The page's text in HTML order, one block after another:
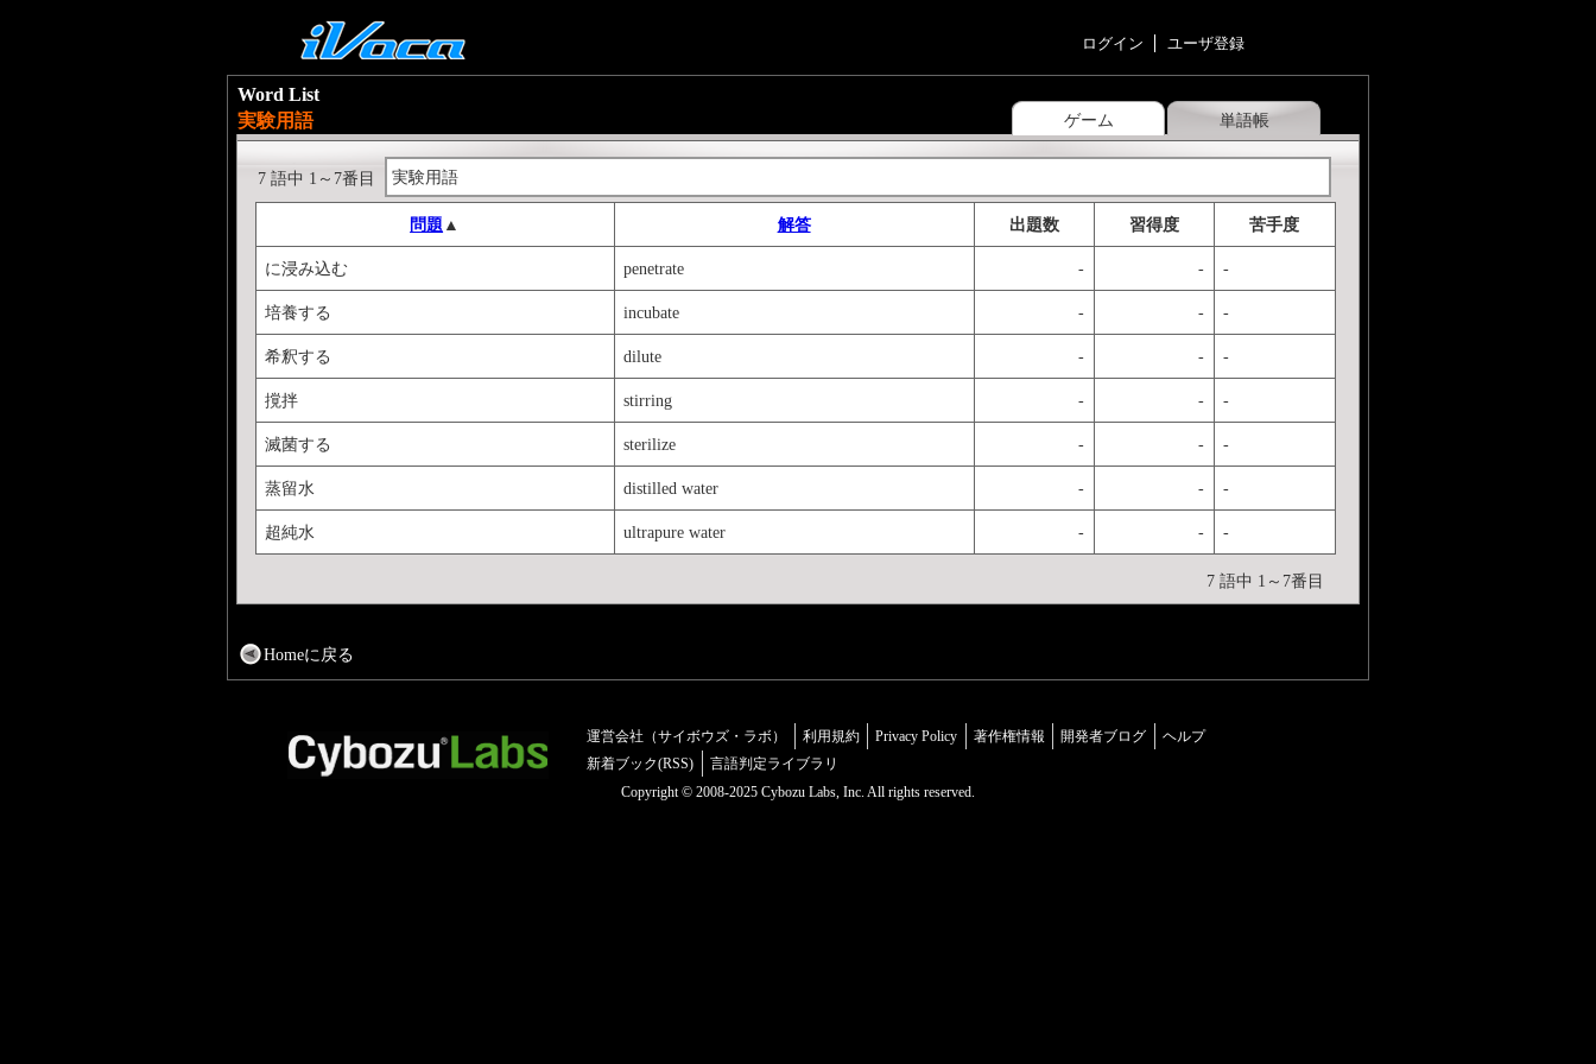
ログイン ユーザ登録
ゲーム 単語帳
Word List
実験用語
実験用語
7 語中 1～7番目
問題 ▲ 解答 出題数 習得度 苦手度
に浸み込む penetrate - - -
培養する incubate - - -
希釈する dilute - - -
撹拌 stirring - - -
滅菌する sterilize - - -
蒸留水 distilled water - - -
超純水 ultrapure water - - -
7 語中 1～7番目
Homeに戻る
運営会社（サイボウズ・ラボ） 利用規約 Privacy Policy 著作権情報 開発者ブログ
ヘルプ
新着ブック(RSS)
言語判定ライブラリ
Copyright © 2008-2025 Cybozu Labs, Inc. All rights reserved.